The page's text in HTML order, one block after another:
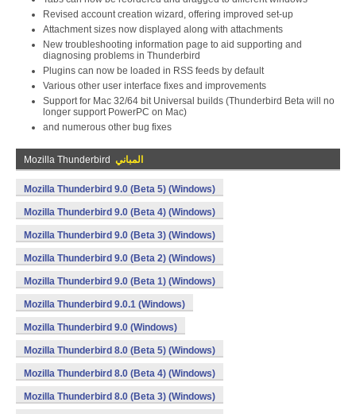
Revised account creation wizard, offering improved set-up
Attachment sizes now displayed along with attachments
New troubleshooting information page to aid supporting and
diagnosing problems in Thunderbird
Plugins can now be loaded in RSS feeds by default
Various other user interface fixes and improvements
Support for Mac 32/64 bit Universal builds (Thunderbird Beta will no
longer support PowerPC on Mac)
and numerous other bug fixes
Mozilla Thunderbird المباني
Mozilla Thunderbird 9.0 (Beta 5) (Windows)
Mozilla Thunderbird 9.0 (Beta 4) (Windows)
Mozilla Thunderbird 9.0 (Beta 3) (Windows)
Mozilla Thunderbird 9.0 (Beta 2) (Windows)
Mozilla Thunderbird 9.0 (Beta 1) (Windows)
Mozilla Thunderbird 9.0.1 (Windows)
Mozilla Thunderbird 9.0 (Windows)
Mozilla Thunderbird 8.0 (Beta 5) (Windows)
Mozilla Thunderbird 8.0 (Beta 4) (Windows)
Mozilla Thunderbird 8.0 (Beta 3) (Windows)